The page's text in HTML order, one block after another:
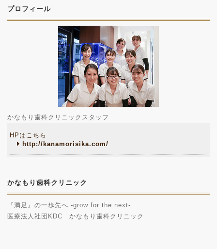
プロフィール
かなもり歯科クリニックスタッフ
HPはこちら
http://kanamorisika.com/
かなもり歯科クリニック
『満足』の一歩先へ -grow for the next-
医療法人社団KDC かなもり歯科クリニック